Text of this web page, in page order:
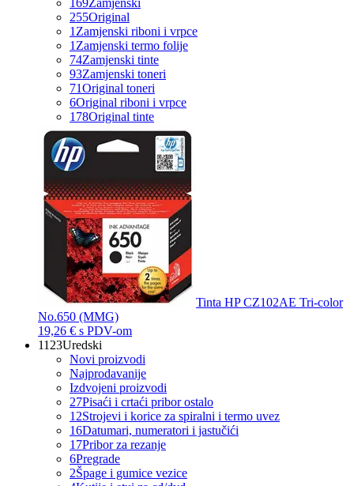
169Zamjenski
255Original
1 Zamjenski riboni i vrpce
1 Zamjenski termo folije
74Zamjenski tinte
93Zamjenski toneri
71Original toneri
6Original riboni i vrpce
178Original tinte
Tinta HP CZ102AE Tri-color
No.650 (MMG)
19,26 € s PDV-om
1123Uredski
Novi proizvodi
Najprodavanije
Izdvojeni proizvodi
27Pisaći i crtaći pribor ostalo
12Strojevi i korice za spiralni i termo uvez
16Datumari, numeratori i jastučići
17Pribor za rezanje
6Pregrade
2Špage i gumice vezice